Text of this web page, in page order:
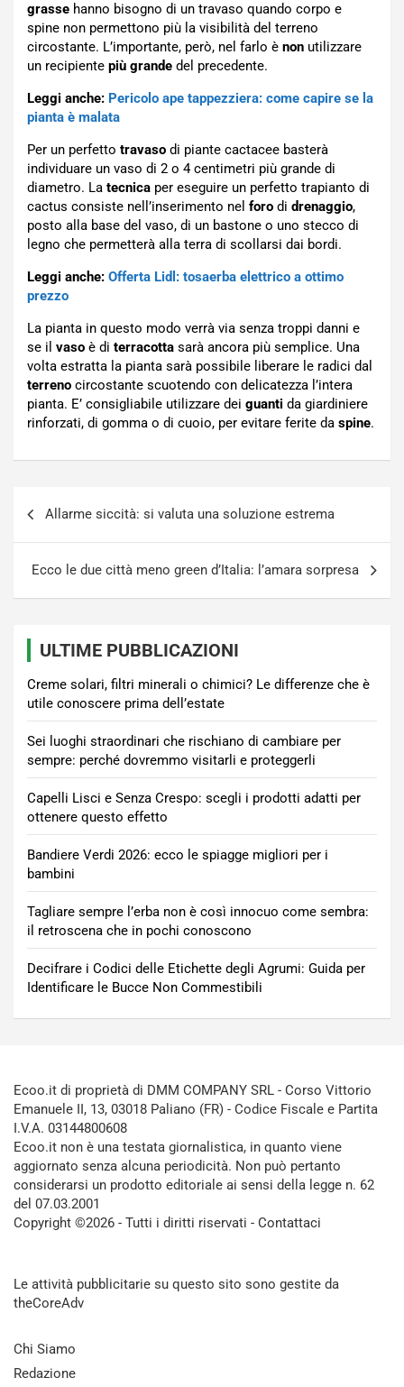
grasse hanno bisogno di un travaso quando corpo e
spine non permettono più la visibilità del terreno
circostante. L’importante, però, nel farlo è non utilizzare
un recipiente più grande del precedente.
Leggi anche: Pericolo ape tappezziera: come capire se la
pianta è malata
Per un perfetto travaso di piante cactacee basterà
individuare un vaso di 2 o 4 centimetri più grande di
diametro. La tecnica per eseguire un perfetto trapianto di
cactus consiste nell’inserimento nel foro di drenaggio,
posto alla base del vaso, di un bastone o uno stecco di
legno che permetterà alla terra di scollarsi dai bordi.
Leggi anche: Offerta Lidl: tosaerba elettrico a ottimo
prezzo
La pianta in questo modo verrà via senza troppi danni e
se il vaso è di terracotta sarà ancora più semplice. Una
volta estratta la pianta sarà possibile liberare le radici dal
terreno circostante scuotendo con delicatezza l’intera
pianta. E’ consigliabile utilizzare dei guanti da giardiniere
rinforzati, di gomma o di cuoio, per evitare ferite da spine.
Allarme siccità: si valuta una soluzione estrema
Ecco le due città meno green d’Italia: l’amara sorpresa
ULTIME PUBBLICAZIONI
Creme solari, filtri minerali o chimici? Le differenze che è
utile conoscere prima dell’estate
Sei luoghi straordinari che rischiano di cambiare per
sempre: perché dovremmo visitarli e proteggerli
Capelli Lisci e Senza Crespo: scegli i prodotti adatti per
ottenere questo effetto
Bandiere Verdi 2026: ecco le spiagge migliori per i
bambini
Tagliare sempre l’erba non è così innocuo come sembra:
il retroscena che in pochi conoscono
Decifrare i Codici delle Etichette degli Agrumi: Guida per
Identificare le Bucce Non Commestibili
Ecoo.it di proprietà di DMM COMPANY SRL - Corso Vittorio
Emanuele II, 13, 03018 Paliano (FR) - Codice Fiscale e Partita
I.V.A. 03144800608
Ecoo.it non è una testata giornalistica, in quanto viene
aggiornato senza alcuna periodicità. Non può pertanto
considerarsi un prodotto editoriale ai sensi della legge n. 62
del 07.03.2001
Copyright ©2026 - Tutti i diritti riservati - Contattaci
Le attività pubblicitarie su questo sito sono gestite da
theCoreAdv
Chi Siamo
Redazione